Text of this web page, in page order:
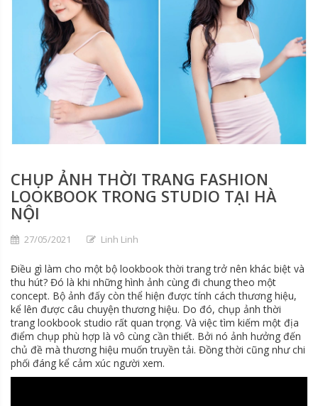
CHỤP ẢNH THỜI TRANG FASHION
LOOKBOOK TRONG STUDIO TẠI HÀ
NỘI
27/05/2021 Linh Linh
Điều gì làm cho một bộ lookbook thời trang trở nên khác biệt và
thu hút? Đó là khi những hình ảnh cùng đi chung theo một
concept. Bộ ảnh đấy còn thể hiện được tính cách thương hiệu,
kể lên được câu chuyện thương hiệu. Do đó, chụp ảnh thời
trang lookbook studio rất quan trọng. Và việc tìm kiếm một địa
điểm chụp phù hợp là vô cùng cần thiết. Bởi nó ảnh hưởng đến
chủ đề mà thương hiệu muốn truyền tải. Đồng thời cũng như chi
phối đáng kể cảm xúc người xem.